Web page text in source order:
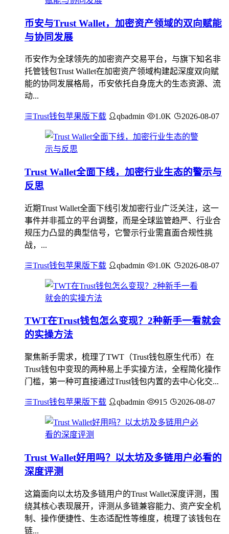
币安与Trust Wallet，加密资产领域的双向赋能
与协同发展
币安作为全球领先的加密资产交易平台，与旗下知名非
托管钱包Trust Wallet在加密资产领域构建起深度双向赋
能的协同发展格局，币安依托自身庞大的生态资源、流
动...
Trust钱包苹果版下载 qbadmin 1.0K 2026-08-07
Trust Wallet全面下线，加密行业生态的警示与
反思
近期Trust Wallet全面下线引发加密行业广泛关注，这一
事件并非孤立的平台调整，而是全球监管趋严、行业合
规压力凸显的典型信号，它警示行业需直面合规性挑
战，...
Trust钱包苹果版下载 qbadmin 1.0K 2026-08-07
TWT在Trust钱包怎么变现？2种新手一看就会
的实操方法
聚焦新手需求，梳理了TWT（Trust钱包原生代币）在
Trust钱包中变现的两种易上手实操方法，全程简化操作
门槛，第一种可直接通过Trust钱包内置的去中心化交...
Trust钱包苹果版下载 qbadmin 915 2026-08-07
Trust Wallet好用吗？以太坊及多链用户必看的
深度评测
这篇面向以太坊及多链用户的Trust Wallet深度评测，围
绕其核心表现展开，评测从多链兼容能力、资产安全机
制、操作便捷性、生态适配性等维度，梳理了该钱包在
链...